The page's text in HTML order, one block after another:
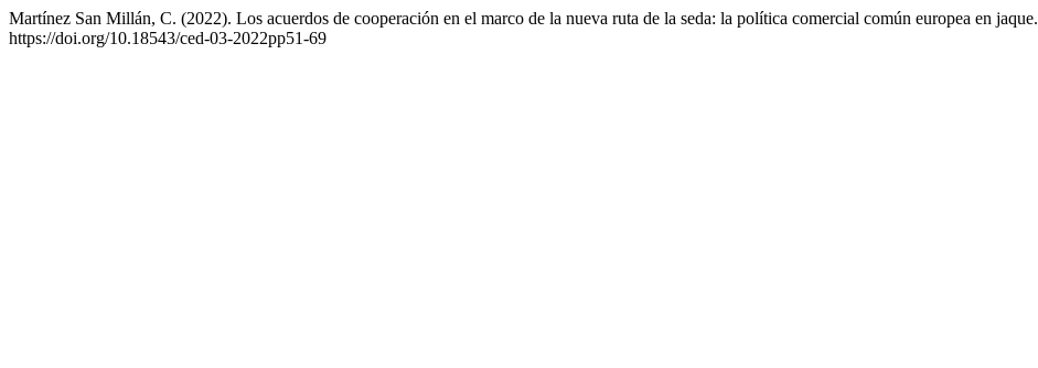
Martínez San Millán, C. (2022). Los acuerdos de cooperación en el marco de la nueva ruta de la seda: la política comercial común europea en jaque.
https://doi.org/10.18543/ced-03-2022pp51-69